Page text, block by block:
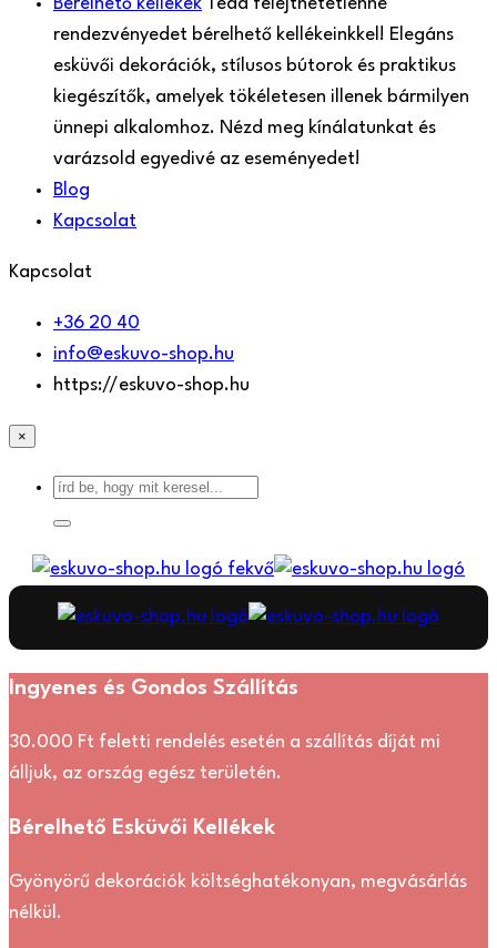
Bérelhető kellékek Tedd felejthetetlenné
rendezvényedet bérelhető kellékeinkkel! Elegáns
esküvői dekorációk, stílusos bútorok és praktikus
kiegészítők, amelyek tökéletesen illenek bármilyen
ünnepi alkalomhoz. Nézd meg kínálatunkat és
varázsold egyedivé az eseményedet!
Blog
Kapcsolat
Kapcsolat
+36 20 40
info@eskuvo-shop.hu
https://eskuvo-shop.hu
×
Ingyenes és Gondos Szállítás
30.000 Ft feletti rendelés esetén a szállítás díját mi
álljuk, az ország egész területén.
Bérelhető Esküvői Kellékek
Gyönyörű dekorációk költséghatékonyan, megvásárlás
nélkül.